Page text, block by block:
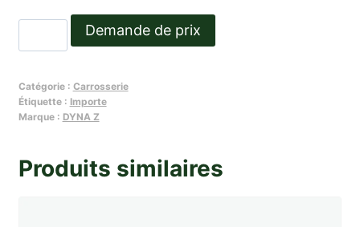
de
de
leve-
grise
Demande de prix
Catégorie : Carrosserie
Étiquette : Importe
Marque : DYNA Z
Produits similaires